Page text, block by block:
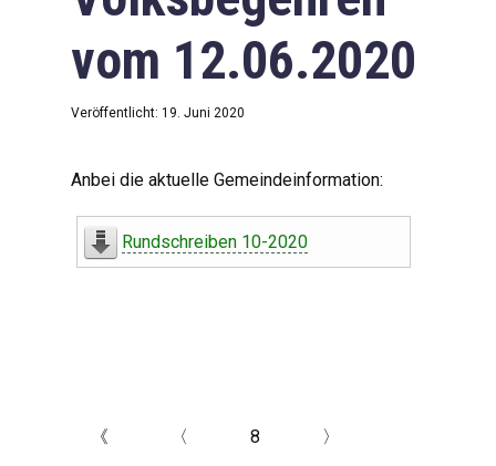
vom 12.06.2020
Veröffentlicht: 19. Juni 2020
Anbei die aktuelle Gemeindeinformation:
Rundschreiben 10-2020
《 〈 8 〉